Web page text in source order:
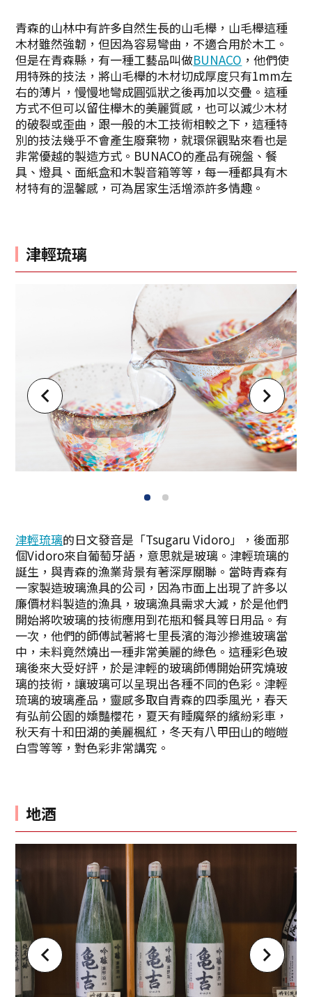
青森的山林中有許多自然生長的山毛櫸，山毛櫸這種
木材雖然強韌，但因為容易彎曲，不適合用於木工。
但是在青森縣，有一種工藝品叫做BUNACO ，他們使
用特殊的技法，將山毛櫸的木材切成厚度只有1mm左
右的薄片，慢慢地彎成圓弧狀之後再加以交疊。這種
方式不但可以留住櫸木的美麗質感，也可以減少木材
的破裂或歪曲，跟一般的木工技術相較之下，這種特
別的技法幾乎不會產生廢棄物，就環保觀點來看也是
非常優越的製造方式。BUNACO的產品有碗盤、餐
具、燈具、面紙盒和木製音箱等等，每一種都具有木
材特有的溫馨感，可為居家生活增添許多情趣。
津輕琉璃
1 2
津輕琉璃的日文發音是「Tsugaru Vidoro」，後面那
個Vidoro來自葡萄牙語，意思就是玻璃。津輕琉璃的
誕生，與青森的漁業背景有著深厚關聯。當時青森有
一家製造玻璃漁具的公司，因為市面上出現了許多以
廉價材料製造的漁具，玻璃漁具需求大減，於是他們
開始將吹玻璃的技術應用到花瓶和餐具等日用品。有
一次，他們的師傅試著將七里長濱的海沙摻進玻璃當
中，未料竟然燒出一種非常美麗的綠色。這種彩色玻
璃後來大受好評，於是津輕的玻璃師傅開始研究燒玻
璃的技術，讓玻璃可以呈現出各種不同的色彩。津輕
琉璃的玻璃產品，靈感多取自青森的四季風光，春天
有弘前公園的嬌豔櫻花，夏天有睡魔祭的繽紛彩車，
秋天有十和田湖的美麗楓紅，冬天有八甲田山的皚皚
白雪等等，對色彩非常講究。
地酒
Twitter分享